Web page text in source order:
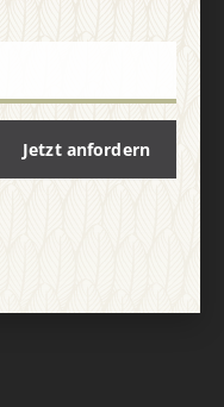
Jetzt anfordern